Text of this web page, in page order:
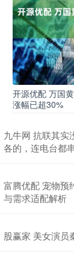
开源优配 万国
涨幅已超30%
九牛网 抗联其实
各的，连电台都
富腾优配 宠物预
与需求适配解析
股赢家 美女演员